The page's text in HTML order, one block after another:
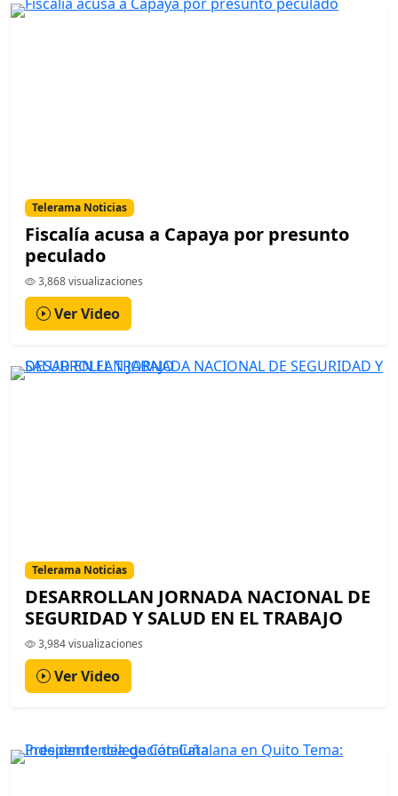
Telerama Noticias
Fiscalía acusa a Capaya por presunto
peculado
3,868 visualizaciones
Ver Video
Telerama Noticias
DESARROLLAN JORNADA NACIONAL DE
SEGURIDAD Y SALUD EN EL TRABAJO
3,984 visualizaciones
Ver Video